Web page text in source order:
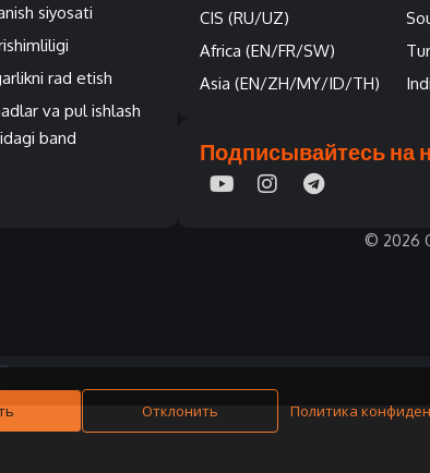
siyosati
rad etish
va pul ishlash
band
CIS (RU/UZ)
Africa (EN/FR/SW)
Asia (EN/ZH/MY/ID/TH)
Подписывайтесь на
© 2026
Отклонить Политика